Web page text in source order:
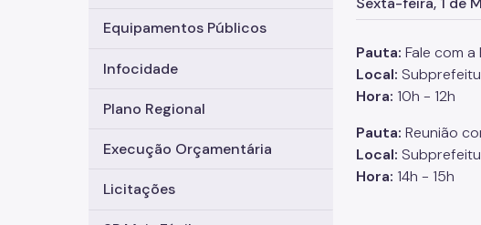
Equipamentos Públicos
Infocidade
Plano Regional
Execução Orçamentária
Licitações
Pauta: Fale com a
Local:
Hora: 10h - 12h
Pauta: Reunião
Local:
Hora: 14h - 15h